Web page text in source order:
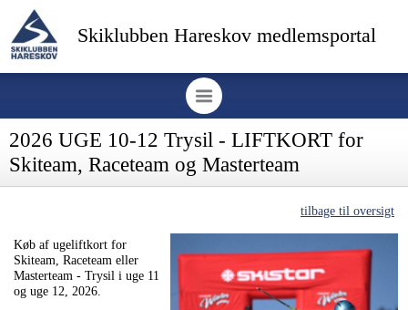
Skiklubben Hareskov medlemsportal
2026 UGE 10-12 Trysil - LIFTKORT for
Skiteam, Raceteam og Masterteam
tilbage til oversigt
Køb af ugeliftkort for
Skiteam, Raceteam eller
Masterteam - Trysil i uge 11
og uge 12, 2026.